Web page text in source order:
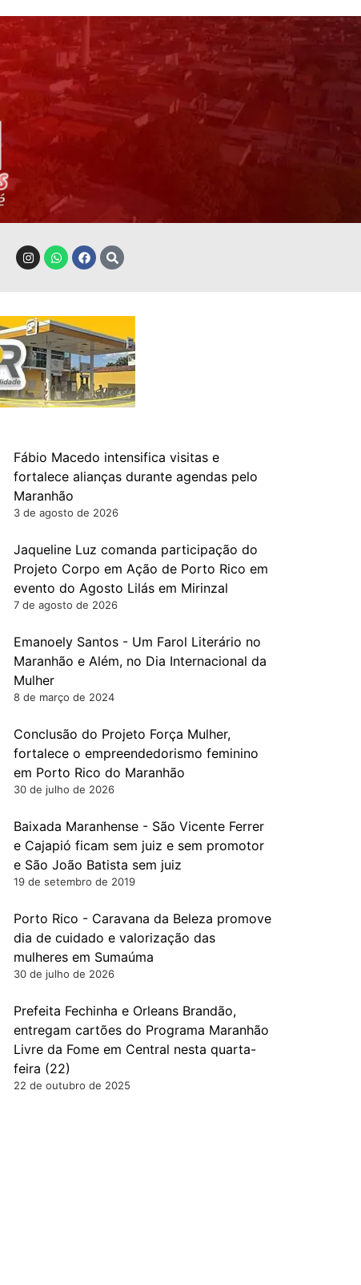
Fábio Macedo intensifica visitas e
fortalece alianças durante agendas pelo
Maranhão
3 de agosto de 2026
Jaqueline Luz comanda participação do
Projeto Corpo em Ação de Porto Rico em
evento do Agosto Lilás em Mirinzal
7 de agosto de 2026
Emanoely Santos - Um Farol Literário no
Maranhão e Além, no Dia Internacional da
Mulher
8 de março de 2024
Conclusão do Projeto Força Mulher,
fortalece o empreendedorismo feminino
em Porto Rico do Maranhão
30 de julho de 2026
Baixada Maranhense - São Vicente Ferrer
e Cajapió ficam sem juiz e sem promotor
e São João Batista sem juiz
19 de setembro de 2019
Porto Rico - Caravana da Beleza promove
dia de cuidado e valorização das
mulheres em Sumaúma
30 de julho de 2026
Prefeita Fechinha e Orleans Brandão,
entregam cartões do Programa Maranhão
Livre da Fome em Central nesta quarta-
feira (22)
22 de outubro de 2025